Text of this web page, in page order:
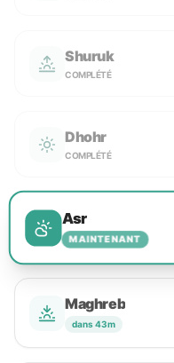
Shuruk
COMPLÉTÉ
Dhohr
COMPLÉTÉ
Asr
MAINTENANT
Maghreb
dans 43m